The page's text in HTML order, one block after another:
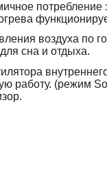
воздуха по
для сна и отдыха.
работу. (режим